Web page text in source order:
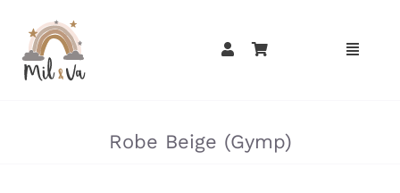
contenu
Robe Beige (Gymp)